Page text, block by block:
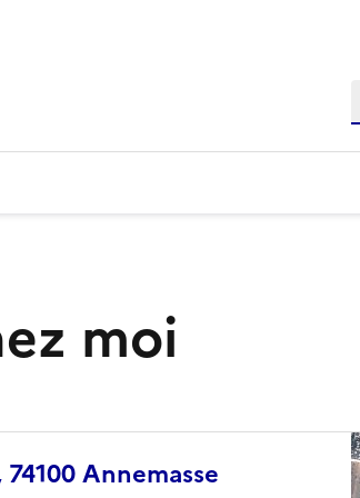
moi
Annemasse